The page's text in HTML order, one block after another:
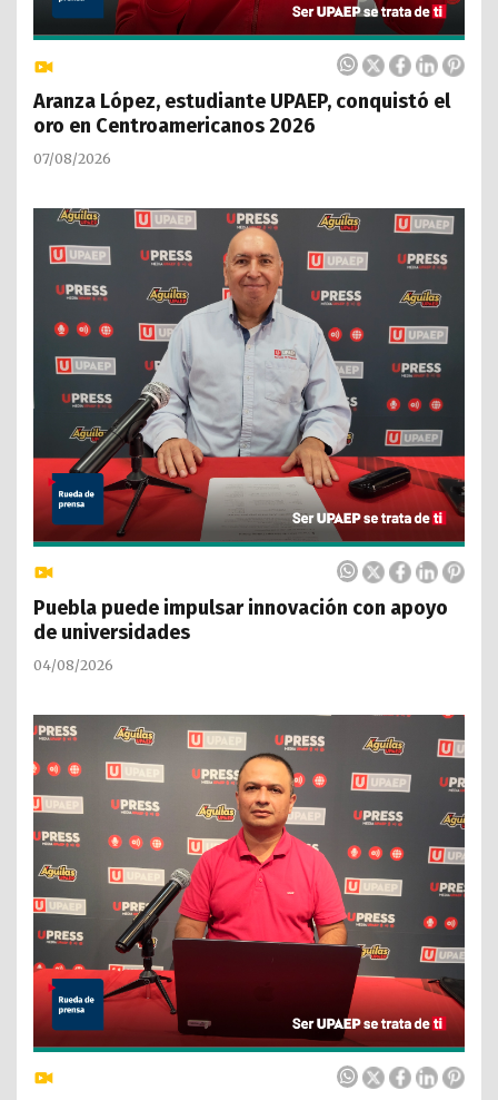
Aranza López, estudiante UPAEP, conquistó el
oro en Centroamericanos 2026
07/08/2026
Puebla puede impulsar innovación con apoyo
de universidades
04/08/2026